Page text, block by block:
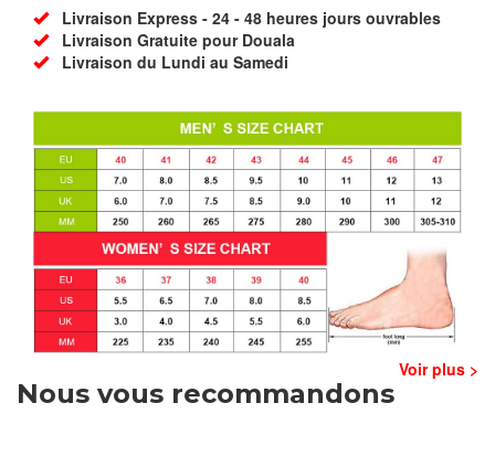
Livraison Express - 24 - 48 heures jours ouvrables
Livraison Gratuite pour Douala
Livraison du Lundi au Samedi
Voir plus >
Nous vous recommandons